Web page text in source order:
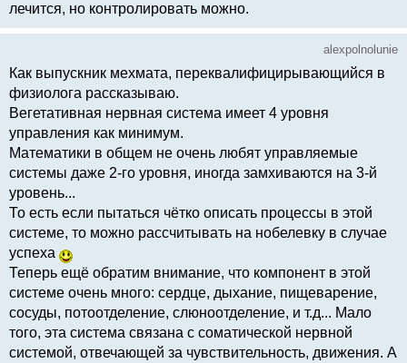
лечится, но контролировать можно.
alexpolnolunie
Как выпускник мехмата, переквалифицирывающийся в
физиолога рассказываю.
Вегетативная нервная система имеет 4 уровня
управления как минимум.
Математики в общем не очень любят управляемые
системы даже 2-го уровня, иногда замхиваются на 3-й
уровень...
То есть если пытаться чётко описать процессы в этой
системе, то можно рассчитывать на нобелевку в случае
успеха
Теперь ещё обратим внимание, что компонент в этой
системе очень много: сердце, дыхание, пищеварение,
сосуды, потоотделение, слюноотделение, и т.д... Мало
того, эта система связана с соматической нервной
системой, отвечающей за чувствительность, движения. А